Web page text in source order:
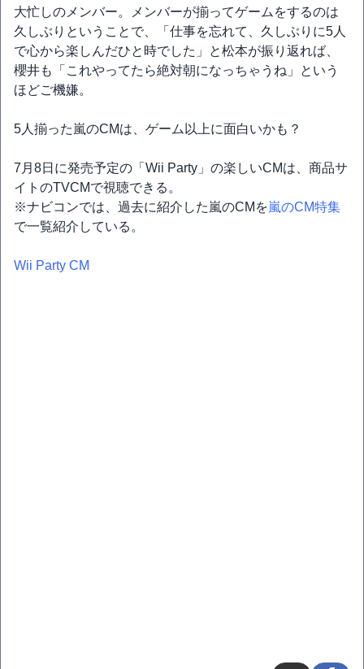
大忙しのメンバー。メンバーが揃ってゲームをするのは
久しぶりということで、「仕事を忘れて、久しぶりに5人
で心から楽しんだひと時でした」と松本が振り返れば、
櫻井も「これやってたら絶対朝になっちゃうね」という
ほどご機嫌。
5人揃った嵐のCMは、ゲーム以上に面白いかも？
7月8日に発売予定の「Wii Party」の楽しいCMは、商品サ
イトのTVCMで視聴できる。
※ナビコンでは、過去に紹介した嵐のCMを嵐のCM特集
で一覧紹介している。
Wii Party CM